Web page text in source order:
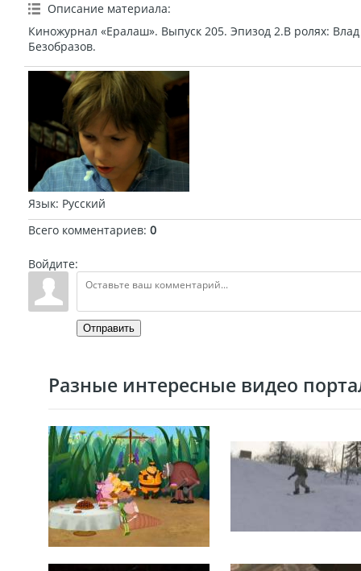
Описание материала:
Киножурнал «Ералаш». Выпуск 205. Эпизод 2.В ролях:
Безобразов.
Язык: Русский
Всего комментариев: 0
Войдите:
Отправить
Разные интересные видео